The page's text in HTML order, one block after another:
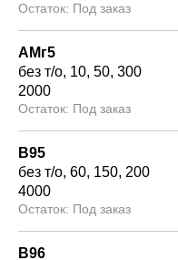
Под заказ
АМг5
без т/о 10 50 300
2000
Под заказ
В95
без т/о 60 150 200
4000
Под заказ
В96